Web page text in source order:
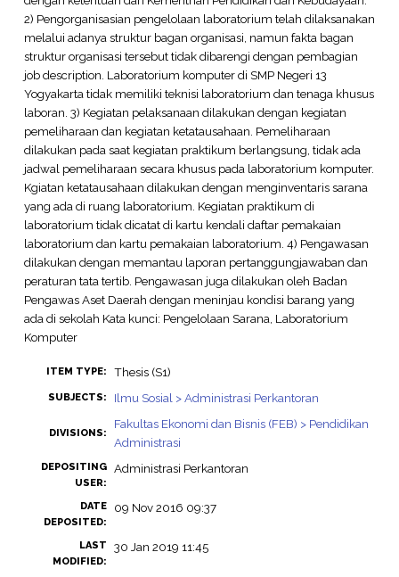
2) Pengorganisasian pengelolaan laboratorium telah dilaksanakan
melalui adanya struktur bagan organisasi, namun fakta bagan
struktur organisasi tersebut tidak dibarengi dengan pembagian
job description. Laboratorium komputer di SMP Negeri 13
Yogyakarta tidak memiliki teknisi laboratorium dan tenaga khusus
laboran. 3) Kegiatan pelaksanaan dilakukan dengan kegiatan
pemeliharaan dan kegiatan ketatausahaan. Pemeliharaan
dilakukan pada saat kegiatan praktikum berlangsung, tidak ada
jadwal pemeliharaan secara khusus pada laboratorium komputer.
Kgiatan ketatausahaan dilakukan dengan menginventaris sarana
yang ada di ruang laboratorium. Kegiatan praktikum di
laboratorium tidak dicatat di kartu kendali daftar pemakaian
laboratorium dan kartu pemakaian laboratorium. 4) Pengawasan
dilakukan dengan memantau laporan pertanggungjawaban dan
peraturan tata tertib. Pengawasan juga dilakukan oleh Badan
Pengawas Aset Daerah dengan meninjau kondisi barang yang
ada di sekolah Kata kunci: Pengelolaan Sarana, Laboratorium
Komputer
ITEM TYPE: Thesis (S1)
SUBJECTS: Ilmu Sosial > Administrasi Perkantoran
DIVISIONS:
Fakultas Ekonomi dan Bisnis (FEB) > Pendidikan
Administrasi
DEPOSITING
USER:
Administrasi Perkantoran
DATE
DEPOSITED:
09 Nov 2016 09:37
LAST
MODIFIED:
30 Jan 2019 11:45